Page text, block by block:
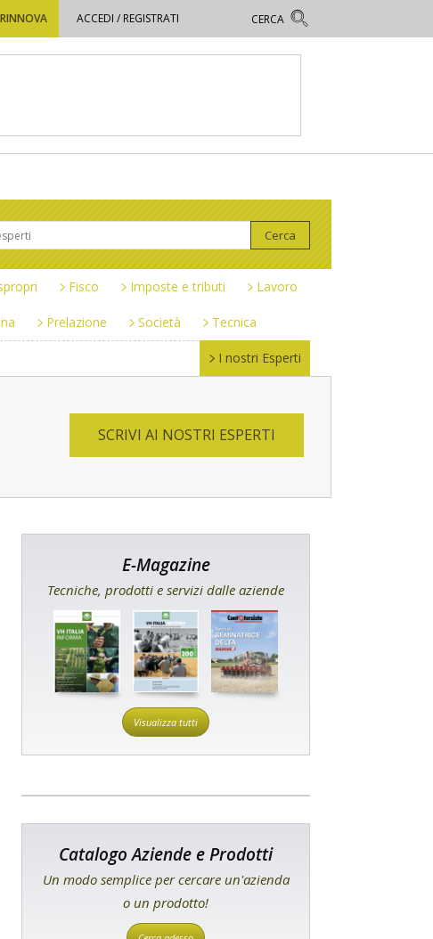
ACCEDI / REGISTRATI
Fisco Imposte e tributi Lavoro
Prelazione Società Tecnica
I nostri Esperti
SCRIVI AI NOSTRI ESPERTI
E-Magazine
Tecniche, prodotti e servizi dalle aziende
Visualizza tutti
Catalogo Aziende e Prodotti
Un modo semplice per cercare un'azienda
o un prodotto!